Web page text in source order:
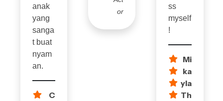
anak
yang
sanga
t buat
nyam
an.
C
or
ss
myself
!
Mi
ka
yla
Th